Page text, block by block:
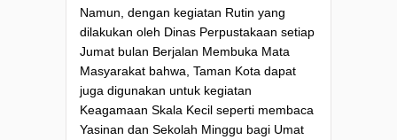
Namun, dengan kegiatan Rutin yang
dilakukan oleh Dinas Perpustakaan setiap
Jumat bulan Berjalan Membuka Mata
Masyarakat bahwa, Taman Kota dapat
juga digunakan untuk kegiatan
Keagamaan Skala Kecil seperti membaca
Yasinan dan Sekolah Minggu bagi Umat